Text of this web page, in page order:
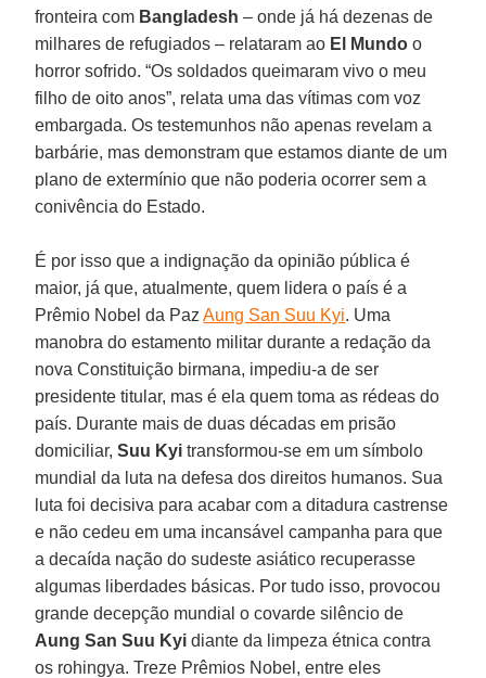
fronteira com Bangladesh – onde já há dezenas de
milhares de refugiados – relataram ao El Mundo o
horror sofrido. “Os soldados queimaram vivo o meu
filho de oito anos”, relata uma das vítimas com voz
embargada. Os testemunhos não apenas revelam a
barbárie, mas demonstram que estamos diante de um
plano de extermínio que não poderia ocorrer sem a
conivência do Estado.
É por isso que a indignação da opinião pública é
maior, já que, atualmente, quem lidera o país é a
Prêmio Nobel da PazAung San Suu Kyi. Uma
manobra do estamento militar durante a redação da
nova Constituição birmana, impediu-a de ser
presidente titular, mas é ela quem toma as rédeas do
país. Durante mais de duas décadas em prisão
domiciliar,Suu Kyitransformou-se em um símbolo
mundial da luta na defesa dos direitos humanos. Sua
luta foi decisiva para acabar com a ditadura castrense
e não cedeu em uma incansável campanha para que
a decaída nação do sudeste asiático recuperasse
algumas liberdades básicas. Por tudo isso, provocou
grande decepção mundial o covarde silêncio de
Aung San Suu Kyi diante da limpeza étnica contra
os rohingya. Treze Prêmios Nobel, entre eles